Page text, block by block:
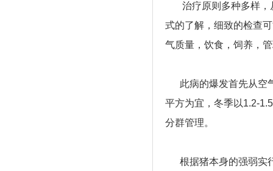
治疗原则多种多样，
式的了解，细致的检查
气质量，饮食，饲养，
此病的爆发首先从空
平方为宜，冬季以1.2-
分群管理。
根据猪本身的强弱实